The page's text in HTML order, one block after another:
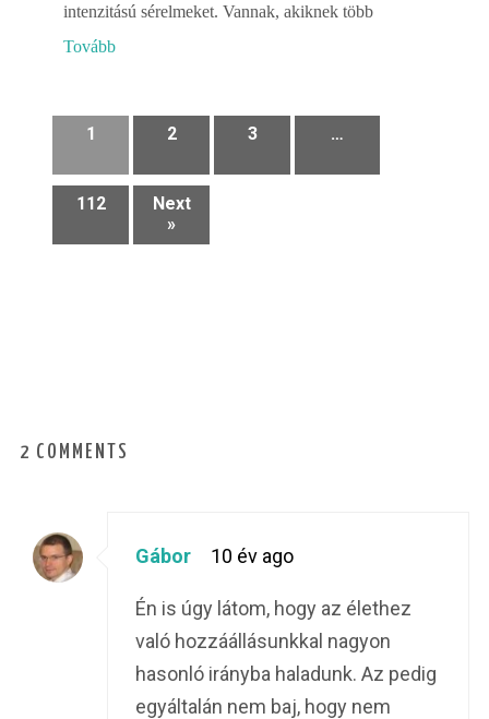
intenzitású sérelmeket. Vannak, akiknek több
Tovább
1 2 3 …
112
Next
»
2 COMMENTS
Gábor 10 év ago
Én is úgy látom, hogy az élethez
való hozzáállásunkkal nagyon
hasonló irányba haladunk. Az pedig
egyáltalán nem baj, hogy nem